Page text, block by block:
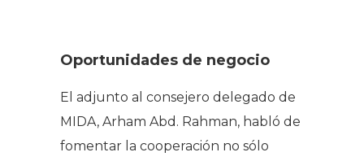
Oportunidades de negocio
El adjunto al consejero delegado de
MIDA, Arham Abd. Rahman, habló de
fomentar la cooperación no sólo